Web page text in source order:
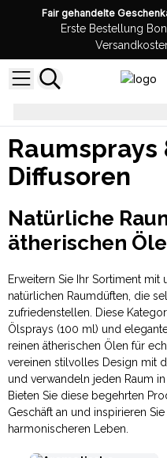
Fair gehandelte
Erste Bestellung
Raumsprays
Diffusoren
Natürliche
ätherischen
Erweitern Sie Ihr Sortiment mit
natürlichen Raumdüften, die
zufriedenstellen. Diese
Ölsprays (100 ml) und
reinen ätherischen Ölen für
vereinen stilvolles Design mit
und verwandeln jeden Raum in
Bieten Sie diese begehrten
Geschäft an und inspirieren
harmonischeren Leben.